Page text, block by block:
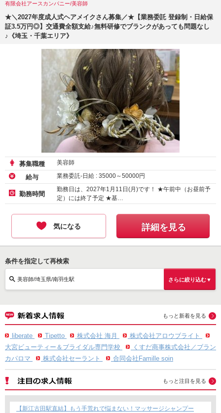
有限会社アースカンパニー/美容師
★＼2027年度成人式ヘアメイクさん募集／★【業務委託 登録制・日給保
証3.5万円◎】交通費全額支給♪無料研修でブランクがあっても問題なし
♪《埼玉・千葉エリア》
募集職種 美容師
給与 業務委託-日給 : 35000～50000円
勤務時間
勤務日は、2027年1月11日(月)です！ ★午前中（お昼前予
定）には終了予定 ★基…
気になる 詳細を見る
条件を指定して再検索
美容師/埼玉県/南羽生駅 さらに絞り込む▼
もっと新着を見る
liberate Tipetto 株式会社 海月
株式会社アロウブライト
大宮ビューティー＆ブライダル専門学校
くすだ商事株式会社／ブラン
カパロマ
株式会社セーラント 合同会社Famille soin
もっと注目を見る
【新江古田駅直結】もう手荒れで悩まない！マッサージシャンプー